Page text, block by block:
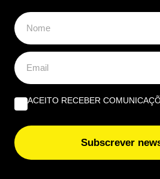
Nem pneus nem travões: este
1,7 milhões de automóveis nas
condutores nem dão por ele
Algarve concentra quase 30% das
em junho
código PIN ‘impossível’ de adivinhar
ACEITO RECEBER
Subscrever